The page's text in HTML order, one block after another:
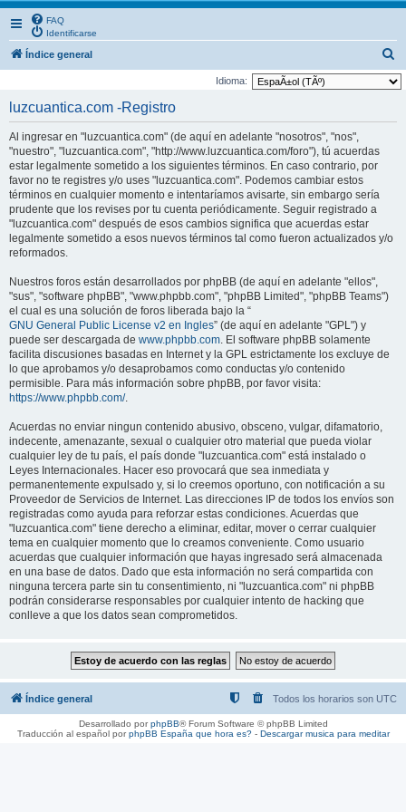
FAQ
Identificarse
Índice general
u
Idioma:
luzcuantica.com -Registro
Al ingresar en "luzcuantica.com" (de aquí en adelante "nosotros", "nos",
"nuestro", "luzcuantica.com", "http://www.luzcuantica.com/foro"), tú acuerdas
estar legalmente sometido a los siguientes términos. En caso contrario, por
favor no te registres y/o uses "luzcuantica.com". Podemos cambiar estos
términos en cualquier momento e intentaríamos avisarte, sin embargo sería
prudente que los revises por tu cuenta periódicamente. Seguir registrado a
"luzcuantica.com" después de esos cambios significa que acuerdas estar
legalmente sometido a esos nuevos términos tal como fueron actualizados y/o
reformados.
Nuestros foros están desarrollados por phpBB (de aquí en adelante "ellos",
"sus", "software phpBB", "www.phpbb.com", "phpBB Limited", "phpBB Teams")
el cual es una solución de foros liberada bajo la “
GNU General Public License v2 en Ingles” (de aquí en adelante "GPL") y
puede ser descargada de www.phpbb.com. El software phpBB solamente
facilita discusiones basadas en Internet y la GPL estrictamente los excluye de
lo que aprobamos y/o desaprobamos como conductas y/o contenido
permisible. Para más información sobre phpBB, por favor visita:
https://www.phpbb.com/.
Acuerdas no enviar ningun contenido abusivo, obsceno, vulgar, difamatorio,
indecente, amenazante, sexual o cualquier otro material que pueda violar
cualquier ley de tu país, el país donde "luzcuantica.com" está instalado o
Leyes Internacionales. Hacer eso provocará que sea inmediata y
permanentemente expulsado y, si lo creemos oportuno, con notificación a su
Proveedor de Servicios de Internet. Las direcciones IP de todos los envíos son
registradas como ayuda para reforzar estas condiciones. Acuerdas que
"luzcuantica.com" tiene derecho a eliminar, editar, mover o cerrar cualquier
tema en cualquier momento que lo creamos conveniente. Como usuario
acuerdas que cualquier información que hayas ingresado será almacenada
en una base de datos. Dado que esta información no será compartida con
ninguna tercera parte sin tu consentimiento, ni "luzcuantica.com" ni phpBB
podrán considerarse responsables por cualquier intento de hacking que
conlleve a que los datos sean comprometidos.
Índice general Todos los horarios son UTC
Desarrollado porphpBB® Forum Software © phpBB Limited
Traducción al español porphpBB España que hora es?- Descargar musica para meditar